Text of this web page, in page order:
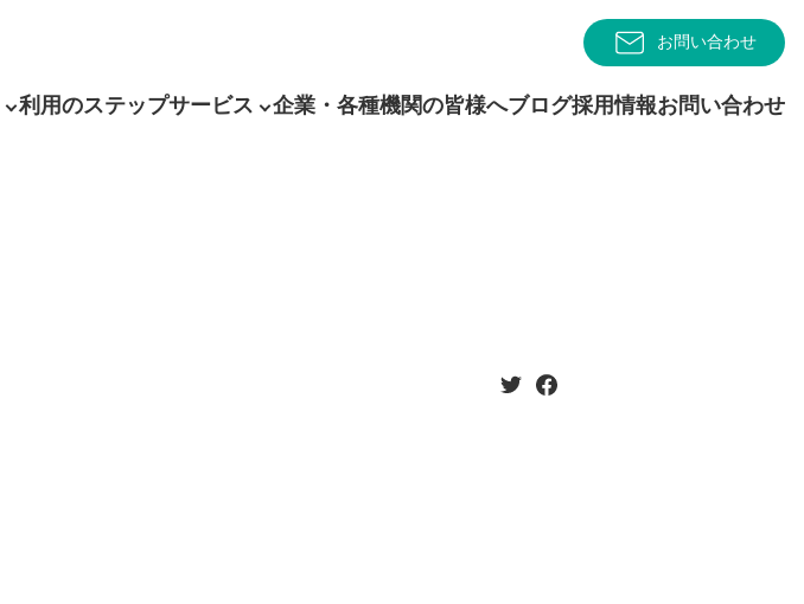
お問い合わせ
利用のステップサービス 企業・各種機関の皆様へブログ採用情報お問い合わせ